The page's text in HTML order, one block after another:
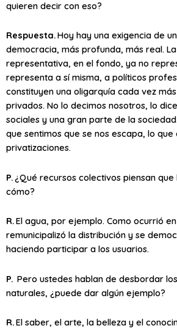
quieren decir con eso?
Respuesta.Hoy hay una exigencia de
democracia, más profunda, más real.
representativa, en el fondo, ya no
representa a sí misma, a políticos
constituyen una oligarquía cada vez
privados. No lo decimos nosotros, lo
sociales y una gran parte de la
que sentimos que se nos escapa, lo
privatizaciones.
P. ¿Qué recursos colectivos piensan
cómo?
R.El agua, por ejemplo. Como ocurrió
remunicipalizó la distribución y se
haciendo participar a los usuarios.
P. Pero ustedes hablan de desbordar
naturales, ¿puede dar algún ejemplo?
R.El saber, el arte, la belleza y el